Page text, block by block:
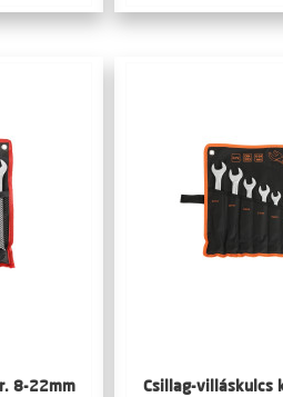
8-22mm
Csillag-villáskulcs